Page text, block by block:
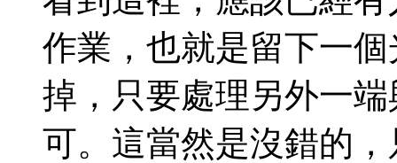
作業，也就是留下一
掉，只要處理另外一
可。這當然是沒錯的